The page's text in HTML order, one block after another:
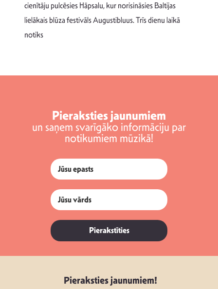
cienītāju pulcēsies Hāpsalu, kur norisināsies Baltijas
lielākais blūza festivāls Augustibluus. Trīs dienu laikā
notiks
Pieraksties jaunumiem
un saņem svarīgāko informāciju par
notikumiem mūzikā!
Pierakstīties
Pieraksties jaunumiem!